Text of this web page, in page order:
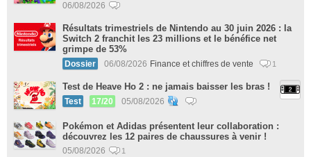
06/08/2026
Résultats trimestriels de Nintendo au 30 juin 2026 : la
Switch 2 franchit les 23 millions et le bénéfice net
grimpe de 53%
Dossier 06/08/2026 Finance et chiffres de vente 1
Test de Heave Ho 2 : ne jamais baisser les bras !
Test 17/20 05/08/2026
Pokémon et Adidas présentent leur collaboration :
découvrez les 12 paires de chaussures à venir !
05/08/2026 1